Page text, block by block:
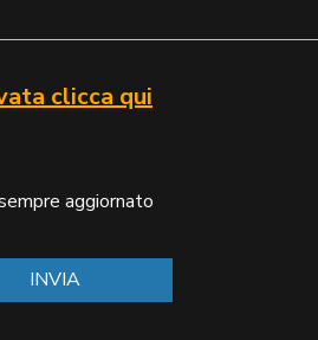
clicca qui
aggiornato